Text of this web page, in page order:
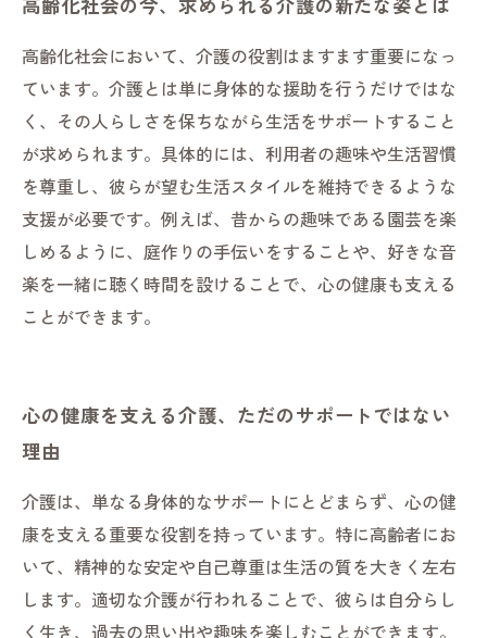
は
介護の現場で大切にしたい心の寄り添い
介護の実践例から学ぶ、豊かな生活を支える秘
訣
共に考える、みんなで育むその人らしい生き方
高齢化社会において、介護の役割はますます重要になっ
ています。介護とは単に身体的な援助を行うだけではな
く、その人らしさを保ちながら生活をサポートすること
が求められます。具体的には、利用者の趣味や生活習慣
を尊重し、彼らが望む生活スタイルを維持できるような
支援が必要です。例えば、昔からの趣味である園芸を楽
しめるように、庭作りの手伝いをすることや、好きな音
楽を一緒に聴く時間を設けることで、心の健康も支える
ことができます。
心の健康を支える介護、ただのサポートではない
理由
介護は、単なる身体的なサポートにとどまらず、心の健
康を支える重要な役割を持っています。特に高齢者にお
いて、精神的な安定や自己尊重は生活の質を大きく左右
します。適切な介護が行われることで、彼らは自分らし
く生き、過去の思い出や趣味を楽しむことができます。